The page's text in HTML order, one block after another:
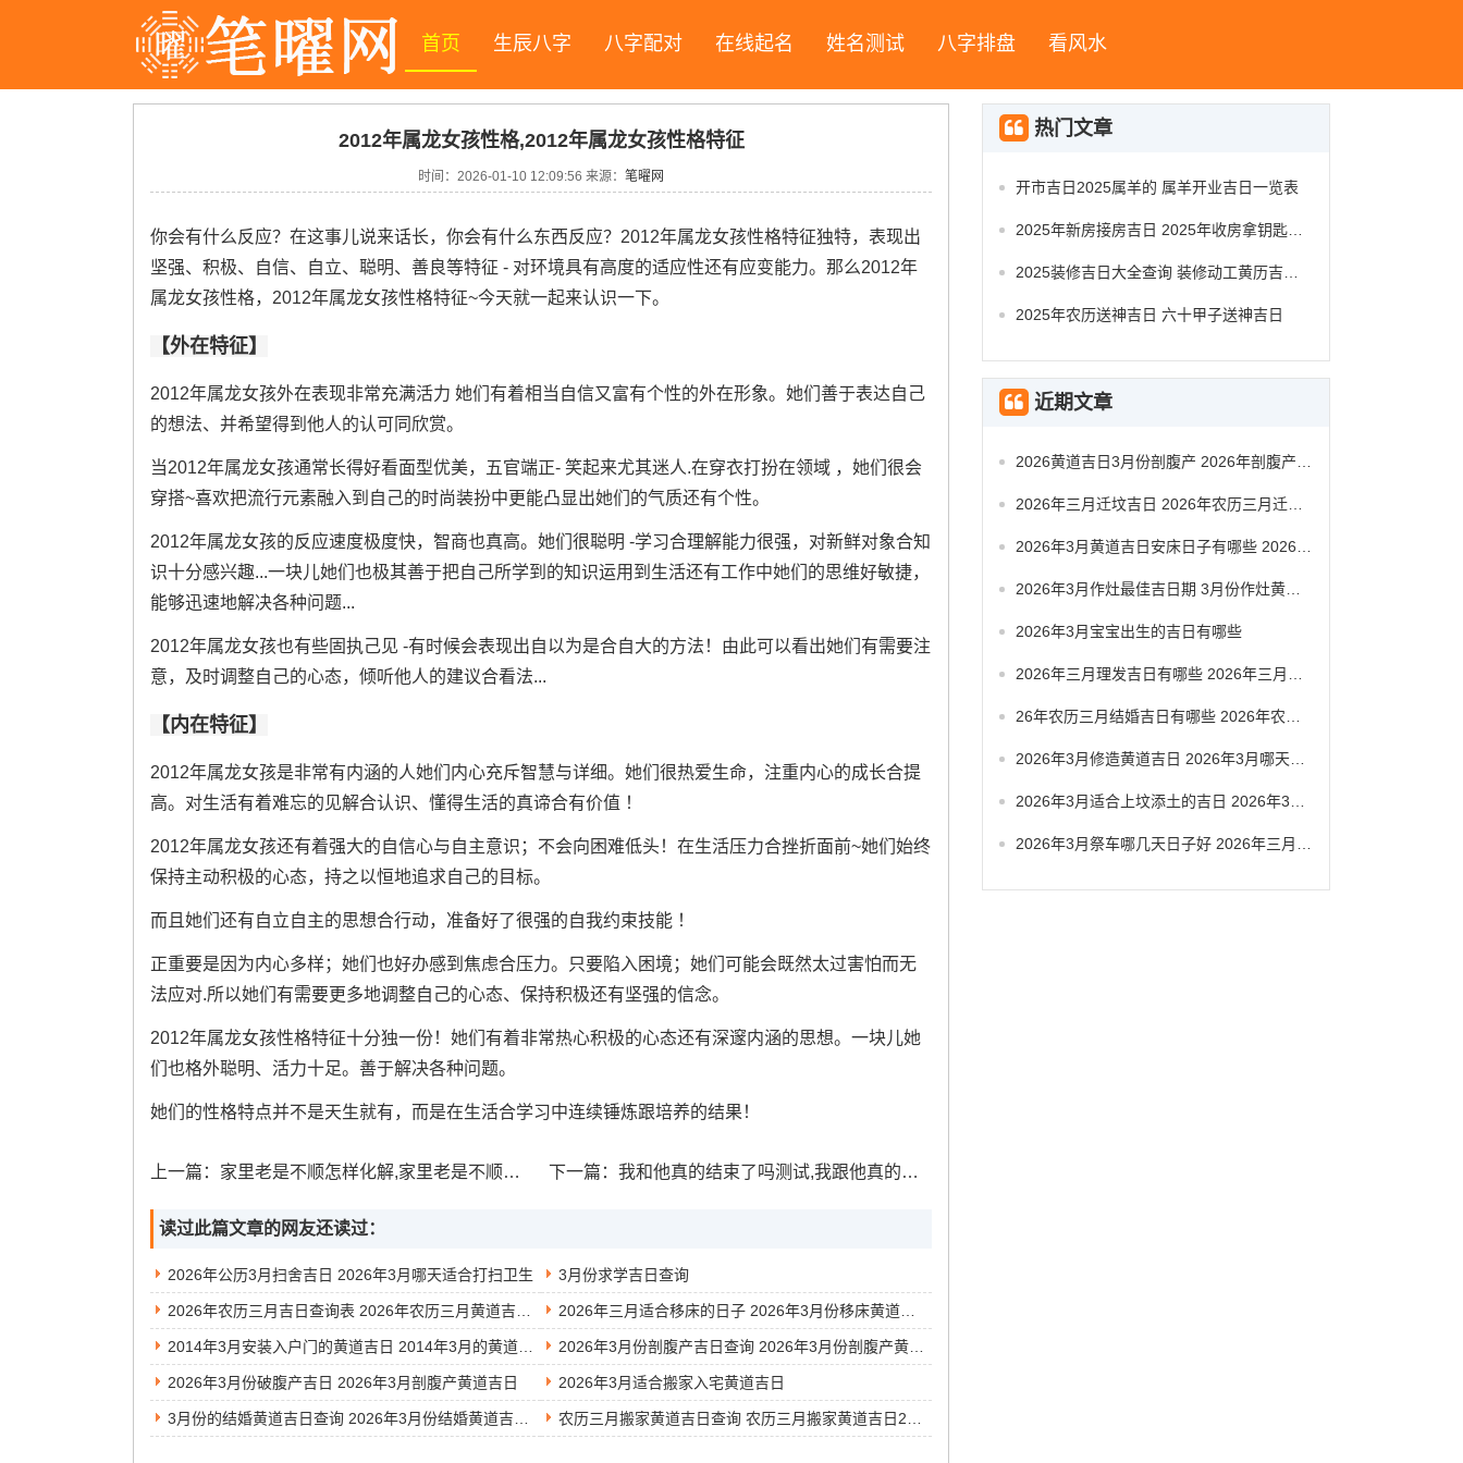
首页 生辰八字 八字配对 在线起名 姓名测试 八字排盘 看风水
2012年属龙女孩性格,2012年属龙女孩性格特征
时间： 2026-01-10 12:09:56 来源： 笔曜网
你会有什么反应？在这事儿说来话长，你会有什么东西反应？2012年属龙女孩性格特征独特，表现出
坚强、积极、自信、自立、聪明、善良等特征 - 对环境具有高度的适应性还有应变能力。那么2012年
属龙女孩性格，2012年属龙女孩性格特征~今天就一起来认识一下。
【外在特征】
2012年属龙女孩外在表现非常充满活力 她们有着相当自信又富有个性的外在形象。她们善于表达自己
的想法、并希望得到他人的认可同欣赏。
当2012年属龙女孩通常长得好看面型优美，五官端正- 笑起来尤其迷人.在穿衣打扮在领域 ，她们很会
穿搭~喜欢把流行元素融入到自己的时尚装扮中更能凸显出她们的气质还有个性。
2012年属龙女孩的反应速度极度快，智商也真高。她们很聪明 -学习合理解能力很强，对新鲜对象合知
识十分感兴趣...一块儿她们也极其善于把自己所学到的知识运用到生活还有工作中她们的思维好敏捷，
能够迅速地解决各种问题...
2012年属龙女孩也有些固执己见 -有时候会表现出自以为是合自大的方法！由此可以看出她们有需要注
意，及时调整自己的心态，倾听他人的建议合看法...
【内在特征】
2012年属龙女孩是非常有内涵的人她们内心充斥智慧与详细。她们很热爱生命，注重内心的成长合提
高。对生活有着难忘的见解合认识、懂得生活的真谛合有价值 ！
2012年属龙女孩还有着强大的自信心与自主意识；不会向困难低头！在生活压力合挫折面前~她们始终
保持主动积极的心态，持之以恒地追求自己的目标。
而且她们还有自立自主的思想合行动，准备好了很强的自我约束技能 ！
正重要是因为内心多样；她们也好办感到焦虑合压力。只要陷入困境；她们可能会既然太过害怕而无
法应对.所以她们有需要更多地调整自己的心态、保持积极还有坚强的信念。
2012年属龙女孩性格特征十分独一份！她们有着非常热心积极的心态还有深邃内涵的思想。一块儿她
们也格外聪明、活力十足。善于解决各种问题。
她们的性格特点并不是天生就有，而是在生活合学习中连续锤炼跟培养的结果！
上一篇： 家里老是不顺怎样化解,家里老是不顺怎样化解,财运,孩子学业 下一篇：我和他真的结束了吗测试,我跟他真的结束了吗
读过此篇文章的网友还读过：
2026年公历3月扫舍吉日 2026年3月哪天适合打扫卫生 3月份求学吉日查询
2014年3月安装入户门的黄道吉日 2014年3月的黄道吉日
2026年3月份破腹产吉日 2026年3月剖腹产黄道吉日 2026年3月适合搬家入宅黄道吉日
热门文章
开市吉日2025属羊的 属羊开业吉日一览表
2025年农历送神吉日 六十甲子送神吉日
近期文章
2026年3月宝宝出生的吉日有哪些